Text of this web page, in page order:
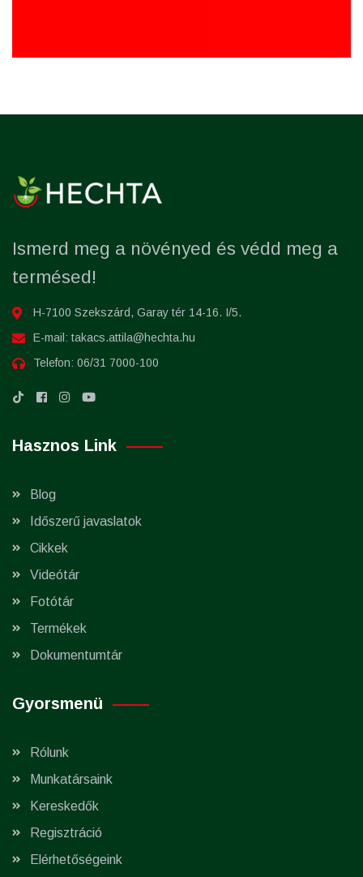
Ismerd meg a növényed és védd meg a
termésed!
H-7100 Szekszárd, Garay tér 14-16. I/5.
E-mail: takacs.attila@hechta.hu
Telefon: 06/31 7000-100
Hasznos Link
Blog
Időszerű javaslatok
Cikkek
Videótár
Fotótár
Termékek
Dokumentumtár
Gyorsmenü
Rólunk
Munkatársaink
Kereskedők
Regisztráció
Elérhetőségeink